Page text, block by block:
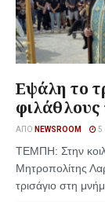
Εψάλη το
ΑΠΌ NEWSROOM 5
ΤΕΜΠΗ: Στην
Μητροπολίτης
τρισάγιο στη